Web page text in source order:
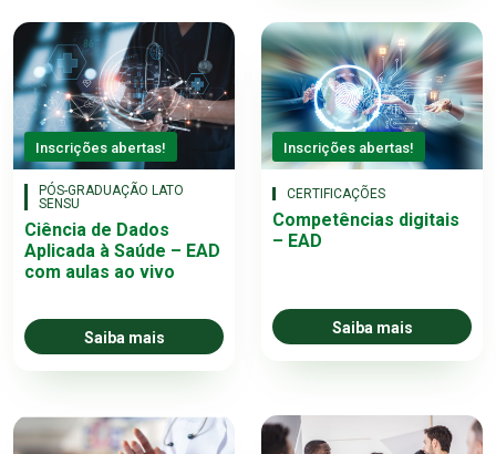
Inscrições abertas!
PÓS-GRADUAÇÃO LATO
SENSU
Ciência de Dados
Aplicada à Saúde – EAD
com aulas ao vivo
Saiba mais
Inscrições abertas!
CERTIFICAÇÕES
Competências digitais
– EAD
Saiba mais